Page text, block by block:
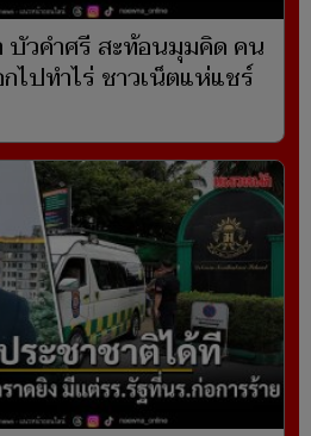
บัวคำศรี สะท้อนมุมคิด คน
ไปทำไร่ ชาวเน็ตแห่แชร์